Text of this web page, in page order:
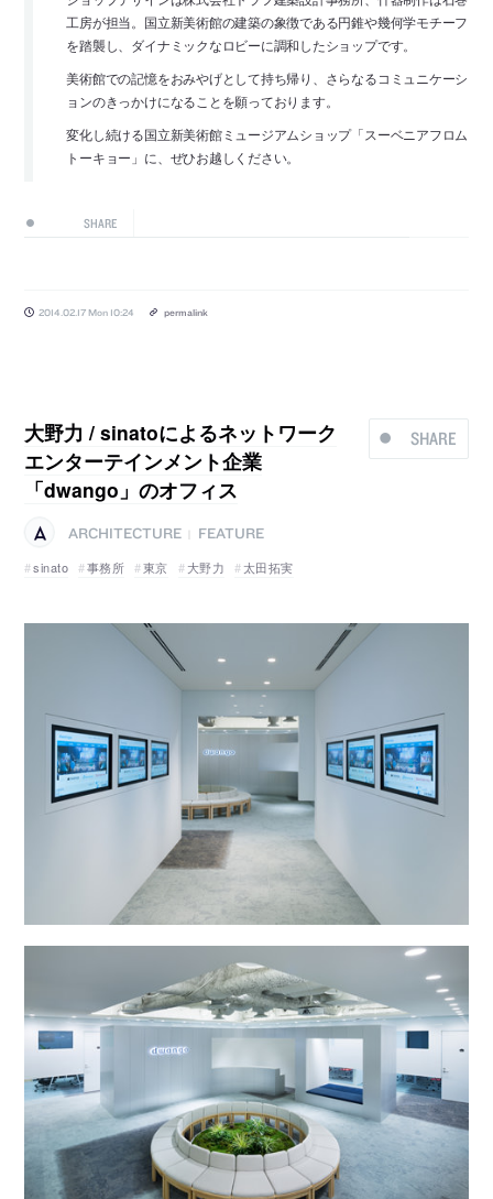
工房が担当。国立新美術館の建築の象徴である円錐や幾何学モチーフ
を踏襲し、ダイナミックなロビーに調和したショップです。
美術館での記憶をおみやげとして持ち帰り、さらなるコミュニケーシ
ョンのきっかけになることを願っております。
変化し続ける国立新美術館ミュージアムショップ「スーベニアフロム
トーキョー」に、ぜひお越しください。
SHARE
2014.02.17 Mon 10:24 permalink
SHARE
大野力 / sinatoによるネットワーク
エンターテインメント企業
「dwango」のオフィス
ARCHITECTURE
FEATURE
sinato
事務所 東京 大野力 太田拓実